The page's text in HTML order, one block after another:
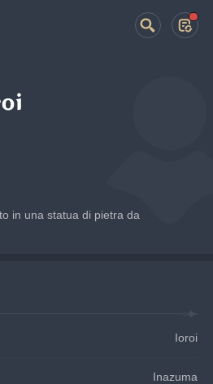
in una statua di pietra da
Ioroi
Inazuma